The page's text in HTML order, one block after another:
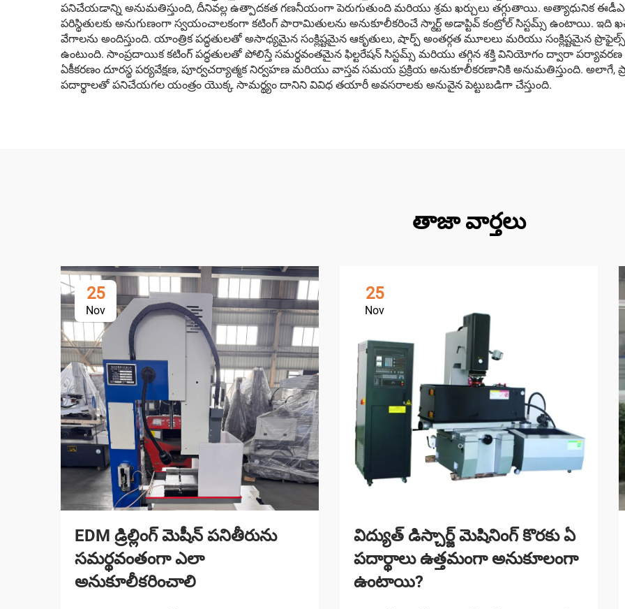
పనిచేయడాన్ని అనుమతిస్తుంది, దీనివల్ల ఉత్పాదకత గణనీయంగా పెరుగుతుంది మరియు శ్రమ ఖర్చులు తగ్గుతాయి. అత్యాధునిక
పరిస్థితులకు అనుగుణంగా స్వయంచాలకంగా కటింగ్ పారామితులను అనుకూలీకరించే స్మార్ట్ అడాప్టివ్ కంట్రోల్ సిస్టమ్స్ ఉంటాయి. ఇది
వేగాలను అందిస్తుంది. యాంత్రిక పద్ధతులతో అసాధ్యమైన సంక్లిష్టమైన ఆకృతులు, షార్ప్ అంతర్గత మూలలు మరియు సంక్లిష్టమైన
ఉంటుంది. సాంప్రదాయిక కటింగ్ పద్ధతులతో పోలిస్తే సమర్థవంతమైన ఫిల్టరేషన్ సిస్టమ్స్ మరియు తగ్గిన శక్తి వినియోగం ద్వారా పర్యావరణ
ఏకీకరణం దూరస్థ పర్యవేక్షణ, పూర్వచర్యాత్మక నిర్వహణ మరియు వాస్తవ సమయ ప్రక్రియ అనుకూలీకరణానికి అనుమతిస్తుంది. అలాగే,
పదార్థాలతో పనిచేయగల యంత్రం యొక్క సామర్థ్యం దానిని వివిధ తయారీ అవసరాలకు అనువైన పెట్టుబడిగా చేస్తుంది.
తాజా వార్తలు
25
Nov
EDM డ్రిల్లింగ్ మెషీన్ పనితీరును
సమర్థవంతంగా ఎలా
అనుకూలీకరించాలి
25
Nov
విద్యుత్ డిస్చార్జ్ మెషినింగ్ కొరకు ఏ
పదార్థాలు ఉత్తమంగా అనుకూలంగా
ఉంటాయి?